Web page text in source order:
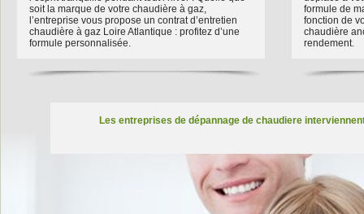
soit la marque de votre chaudière à gaz,
l’entreprise vous propose un contrat d’entretien
chaudière à gaz Loire Atlantique : profitez d’une
formule personnalisée.
formule de
fonction de
chaudière
rendement.
Les entreprises de dépannage de chaudiere